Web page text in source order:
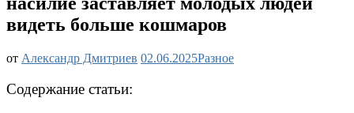
видеть больше кошмаров
от Александр Дмитриев 02.06.2025Почему
Разное
Содержание статьи: